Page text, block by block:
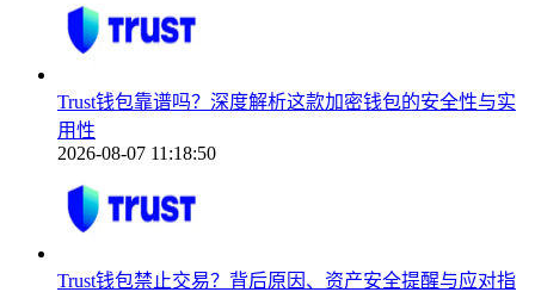
Trust钱包靠谱吗？深度解析这款加密钱包的安全性与实
用性
2026-08-07 11:18:50
Trust钱包禁止交易？背后原因、资产安全提醒与应对指